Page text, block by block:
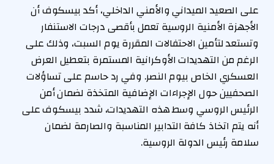
على الصعيد الميداني والأمني الداخلي، أكد بيسكوف أن
الأجهزة الأمنية الروسية تعمل بأقصى درجات الاستنفار
وتستعد لتأمين الاحتفالات المقررة يوم السبت، وذلك على
الرغم من التهديدات الأوكرانية المستمرة بتعطيل العرض
العسكري الخاص بيوم النصر. وفي رد حاسم على تساؤلات
الصحفيين حول الإجراءات الإضافية المتخذة لضمان أمن
الرئيس الروسي وسط هذه التهديدات، شدد بيسكوف على
أنه يتم اتخاذ كافة التدابير المناسبة والصارمة لضمان
سلامة رئيس الدولة الروسية.